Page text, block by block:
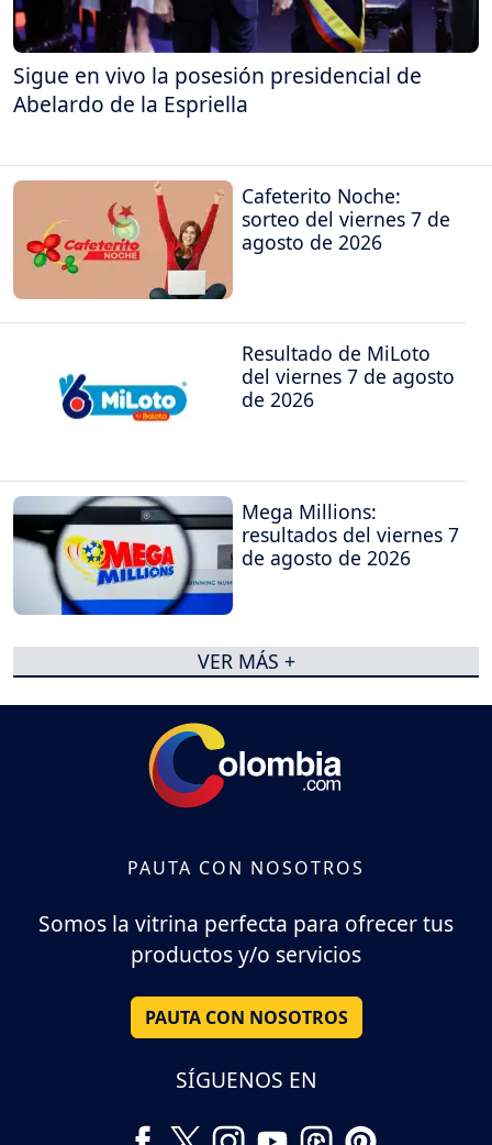
Sigue en vivo la posesión presidencial de
Abelardo de la Espriella
Cafeterito Noche:
sorteo del viernes 7 de
agosto de 2026
Resultado de MiLoto
del viernes 7 de agosto
de 2026
Mega Millions:
resultados del viernes 7
de agosto de 2026
VER MÁS +
PAUTA CON NOSOTROS
Somos la vitrina perfecta para ofrecer tus
productos y/o servicios
PAUTA CON NOSOTROS
SÍGUENOS EN